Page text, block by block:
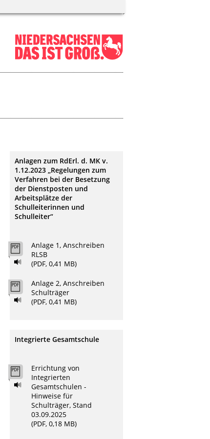
Anlagen zum RdErl. d. MK v.
1.12.2023 „Regelungen zum
Verfahren bei der Besetzung
der Dienstposten und
Arbeitsplätze der
Schulleiterinnen und
Schulleiter“
Anlage 1, Anschreiben
RLSB
(PDF, 0,41 MB)
Anlage 2, Anschreiben
Schulträger
(PDF, 0,41 MB)
Integrierte Gesamtschule
Errichtung von
Integrierten
Gesamtschulen -
Hinweise für
Schulträger, Stand
03.09.2025
(PDF, 0,18 MB)